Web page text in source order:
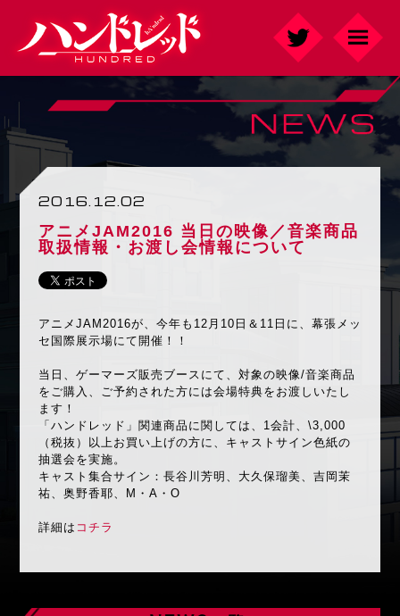
2016.12.02
アニメJAM2016 当日の映像／音楽商品
取扱情報・お渡し会情報について
アニメJAM2016が、今年も12月10日＆11日に、幕張メッ
セ国際展示場にて開催！！
当日、ゲーマーズ販売ブースにて、対象の映像/音楽商品
をご購入、ご予約された方には会場特典をお渡しいたし
ます！
「ハンドレッド」関連商品に関しては、1会計、\3,000
（税抜）以上お買い上げの方に、キャストサイン色紙の
抽選会を実施。
キャスト集合サイン：長谷川芳明、大久保瑠美、吉岡茉
祐、奥野香耶、M・A・O
詳細は コチラ